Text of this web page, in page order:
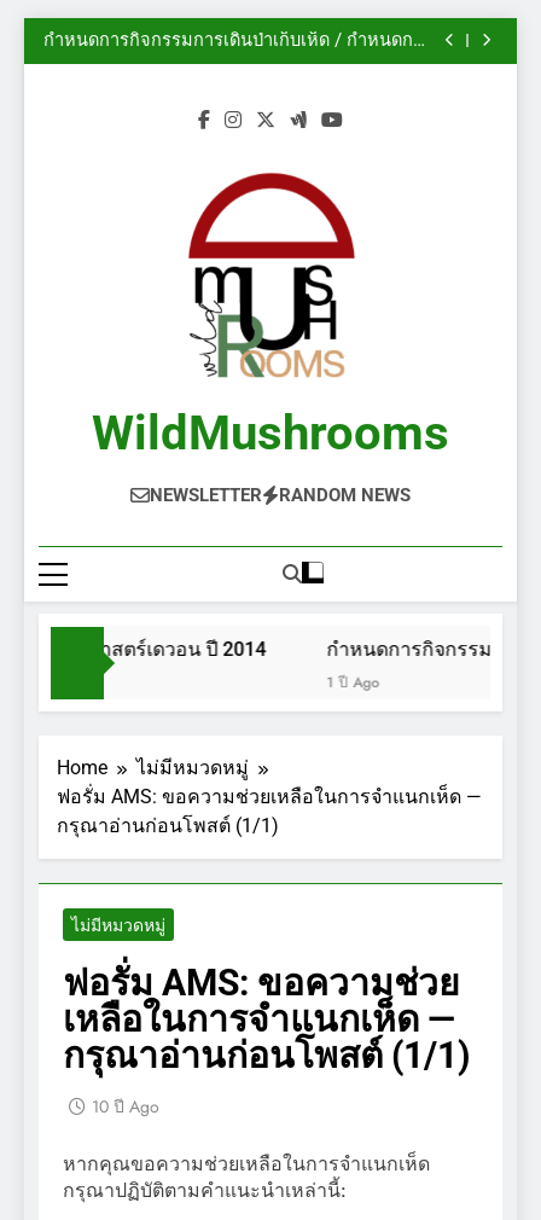
Skip
to
นิทรรศการสวนพฤกษศาสตร์เดวอน ปี 2014
กำหนดการกิจกรรมการเดินป่าเก็บเห็ด / กำหนดการ
งานกิจกรรม
ฟอรั่ม AMS: ฤดูกาลเห็ดในแคลการีเริ่มต้นแล้ว!
นิทรรศการสวนพฤกษศาสตร์เดวอน ปี 2014
กำหนดการกิจกรรมการเดินป่าเก็บเห็ด / กำหนดการ
ไม้ประดับ – เห็ดป่า
WildMushrooms
NEWSLETTER RANDOM NEWS
นพฤกษศาสตร์เดวอน ปี 2014 กำหนดการกิจกรรมการเ
1 ปี Ago
Home
ไม่มีหมวดหมู่
ฟอรั่ม AMS: ขอความช่วยเหลือในการจำแนกเห็ด —
กรุณาอ่านก่อนโพสต์ (1/1)
ไม่มีหมวดหมู่
ฟอรั่ม AMS: ขอความช่วย
เหลือในการจำแนกเห็ด —
กรุณาอ่านก่อนโพสต์ (1/1)
10 ปี Ago
หากคุณขอความช่วยเหลือในการจำแนกเห็ด
กรุณาปฏิบัติตามคำแนะนำเหล่านี้: